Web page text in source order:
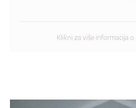
Klikni za više informacija